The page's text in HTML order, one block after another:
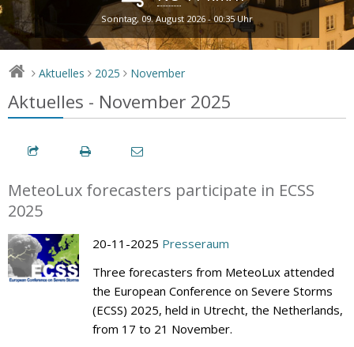
Sonntag, 09. August 2026 - 00:35 Uhr
> Aktuelles > 2025 > November
Aktuelles - November 2025
MeteoLux forecasters participate in ECSS
2025
20-11-2025 Presseraum
Three forecasters from MeteoLux attended
the European Conference on Severe Storms
(ECSS) 2025, held in Utrecht, the Netherlands,
from 17 to 21 November.